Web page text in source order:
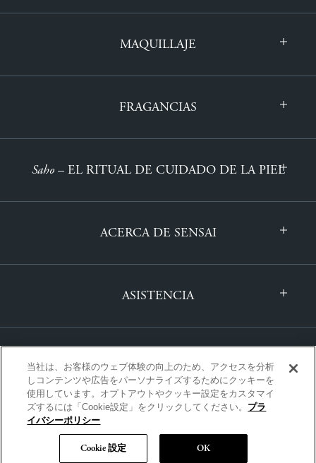
MAQUILLAJE
FRAGANCIAS
Saho– EL RITUAL DE CUIDADO DE LA PIEL
ACERCA DE SENSAI
ASISTENCIA
INTERNACIONAL | ESPANOL
Copyright © SENSAI All Rights Reserved. POLÍTICA DE PRIVACIDAD
当社は、お客様のウェブ体験の向上のため、アクセスを分析
しコンテンツや広告をパーソナライズするためにクッキーを
使用しています。オプトアウトやクッキー設定をカスタマイ
ズするには「Cookie設定」をクリックしてください。 プラ
イバシーポリシー
Cookie 設定 OK